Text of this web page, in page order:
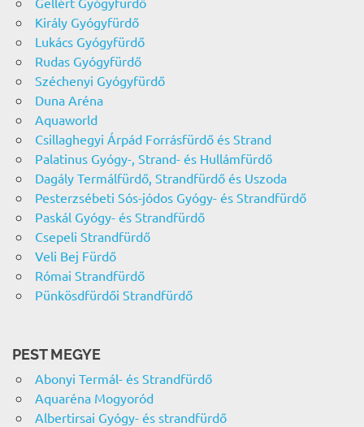
Király Gyógyfürdő
Lukács Gyógyfürdő
Rudas Gyógyfürdő
Széchenyi Gyógyfürdő
Duna Aréna
Aquaworld
Csillaghegyi Árpád Forrásfürdő és Strand
Palatinus Gyógy-, Strand- és Hullámfürdő
Dagály Termálfürdő, Strandfürdő és Uszoda
Pesterzsébeti Sós-jódos Gyógy- és Strandfürdő
Paskál Gyógy- és Strandfürdő
Csepeli Strandfürdő
Veli Bej Fürdő
Római Strandfürdő
Pünkösdfürdői Strandfürdő
PEST MEGYE
Abonyi Termál- és Strandfürdő
Aquaréna Mogyoród
Albertirsai Gyógy- és strandfürdő